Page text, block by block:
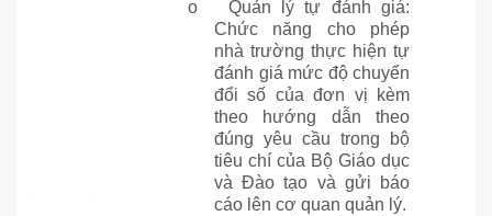
o
Quản lý tự đánh giá:
Chức năng cho phép
nhà trường thực hiện tự
đánh giá mức độ chuyển
đổi số của đơn vị kèm
theo hướng dẫn theo
đúng yêu cầu trong bộ
tiêu chí của Bộ Giáo dục
và Đào tạo và gửi báo
cáo lên cơ quan quản lý.